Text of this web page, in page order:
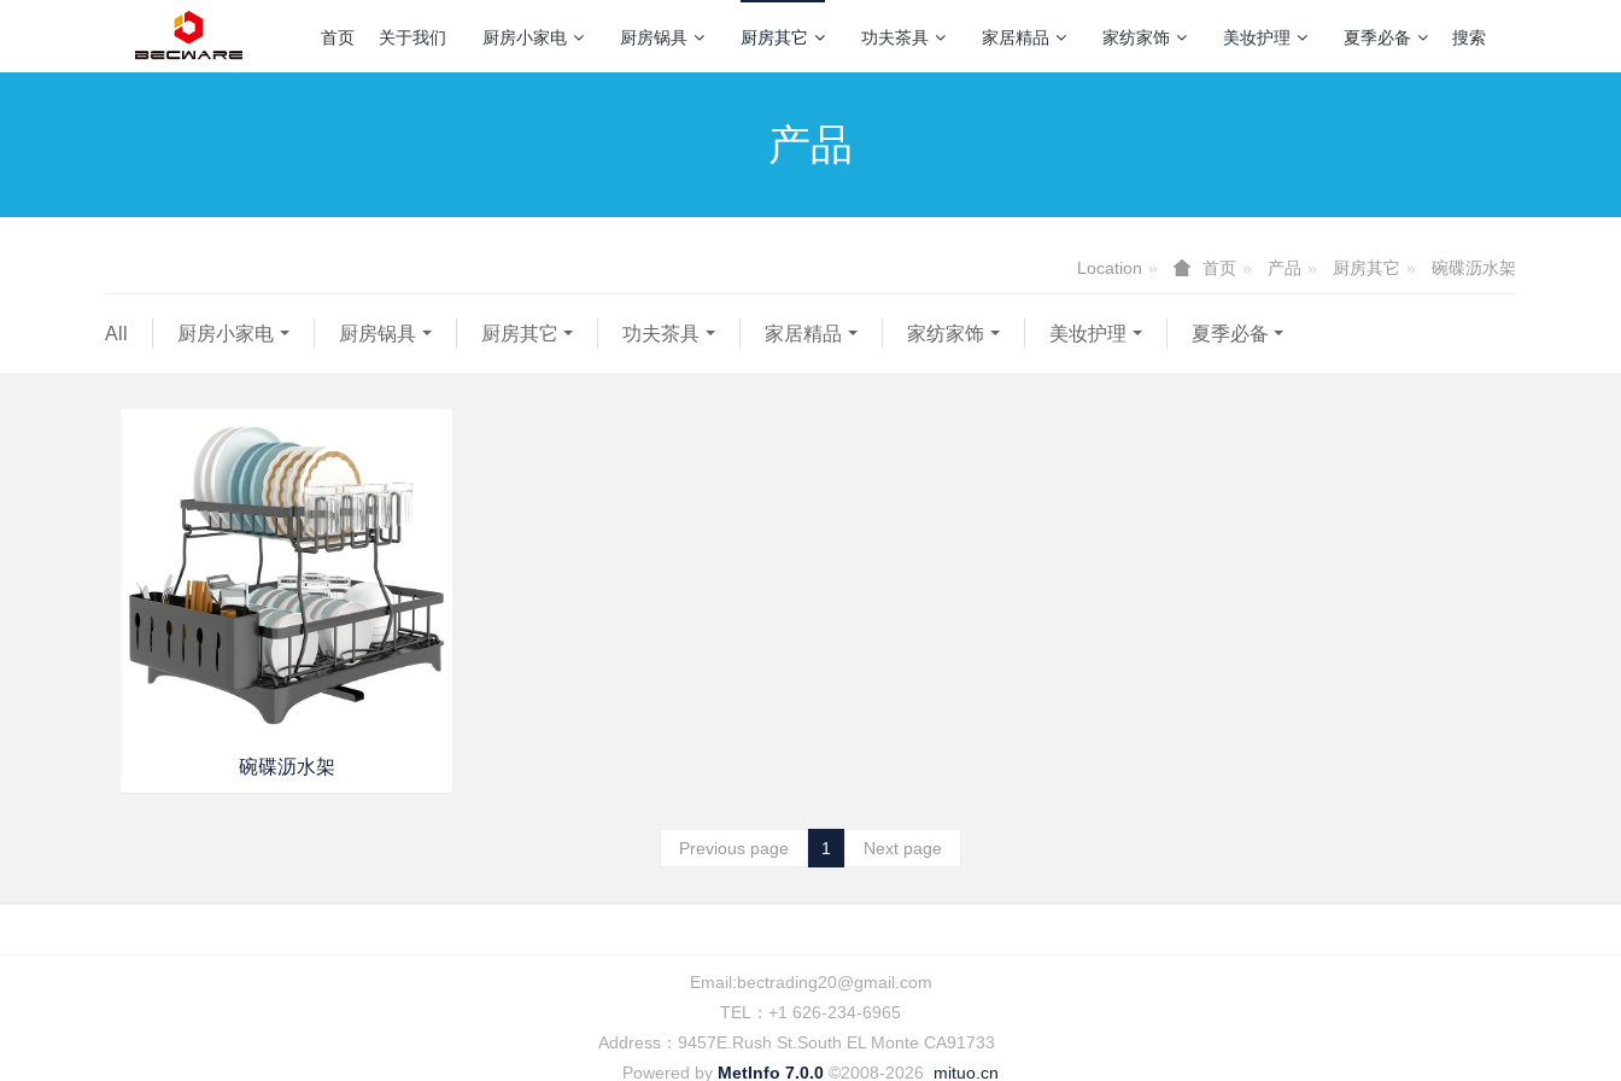
首页 关于我们 厨房小家电 厨房锅具 厨房其它 功夫茶具 家居精品 家纺家饰 美妆护理 夏季必备 搜索
产品
Location 首页 产品 厨房其它 碗碟沥水架
All 厨房小家电 厨房锅具 厨房其它 功夫茶具 家居精品 家纺家饰 美妆护理 夏季必备
碗碟沥水架
Previous page 1 Next page
Email:bectrading20@gmail.com
TEL：+1 626-234-6965
Address：9457E.Rush St.South EL Monte CA91733
Powered by MetInfo 7.0.0 ©2008-2026 mituo.cn